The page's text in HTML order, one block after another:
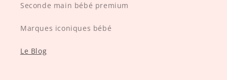
Seconde main bébé premium
Marques iconiques bébé
Le Blog